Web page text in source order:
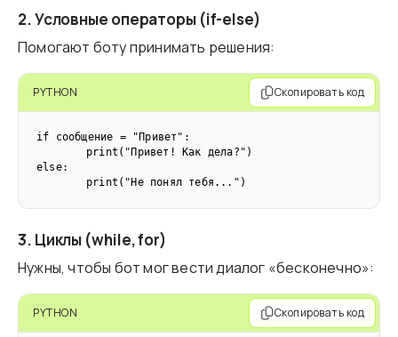
2. Условные операторы (if-else)
Помогают боту принимать решения:
PYTHON Скопировать код
if сообщение = "Привет":
else:
	print("Не понял тебя...")
3. Циклы (while, for)
Нужны, чтобы бот мог вести диалог «бесконечно»:
PYTHON Скопировать код